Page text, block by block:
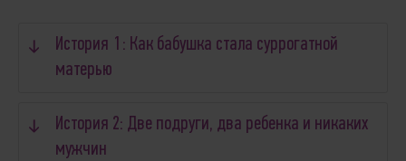
История 1: Как бабушка стала суррогатной
матерью
История 2: Две подруги, два ребенка и никаких
мужчин